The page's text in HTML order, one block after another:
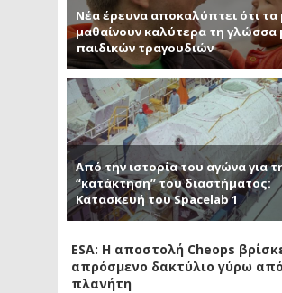
Νέα έρευνα αποκαλύπτει ότι
μαθαίνουν καλύτερα τη γλώσσα
παιδικών τραγουδιών
Από την ιστορία του αγώνα για
“κατάκτηση” του διαστήματος:
Κατασκευή του Spacelab 1
ESA: Η αποστολή Cheops
απρόσμενο δακτύλιο γύρω
πλανήτη